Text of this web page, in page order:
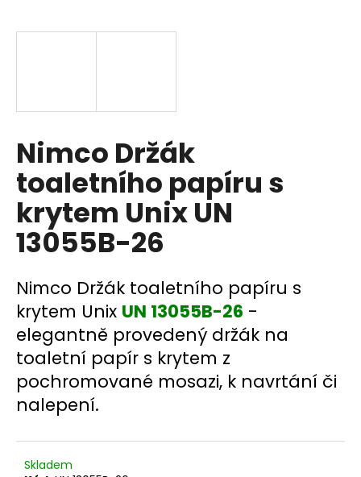
Nimco Držák
toaletního papíru s
krytem Unix UN
13055B-26
Nimco Držák toaletního papíru s
krytem Unix UN 13055B-26 -
elegantně provedený držák na
toaletní papír s krytem z
pochromované mosazi, k navrtání či
nalepení.
Skladem
j
?
HLEDAT
D
p
o
r
u
č
u
j
e